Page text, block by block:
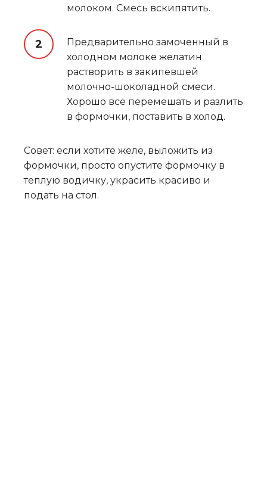
молоком. Смесь вскипятить.
Предварительно замоченный в
холодном молоке желатин
растворить в закипевшей
молочно-шоколадной смеси.
Хорошо все перемешать и разлить
в формочки, поставить в холод.
Совет: если хотите желе, выложить из
формочки, просто опустите формочку в
теплую водичку, украсить красиво и
подать на стол.